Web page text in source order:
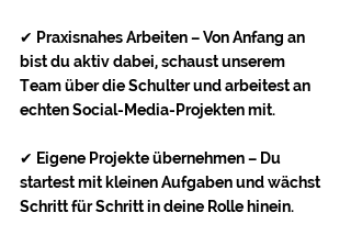
✔ Praxisnahes Arbeiten – Von Anfang an
bist du aktiv dabei, schaust unserem
Team über die Schulter und arbeitest an
echten Social-Media-Projekten mit.
✔ Eigene Projekte übernehmen – Du
startest mit kleinen Aufgaben und wächst
Schritt für Schritt in deine Rolle hinein.